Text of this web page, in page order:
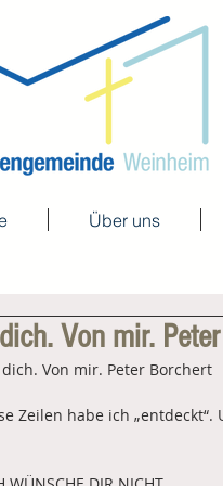
Über uns
Von mir.
dich. Von mir. Peter Borchert
Zeilen habe ich